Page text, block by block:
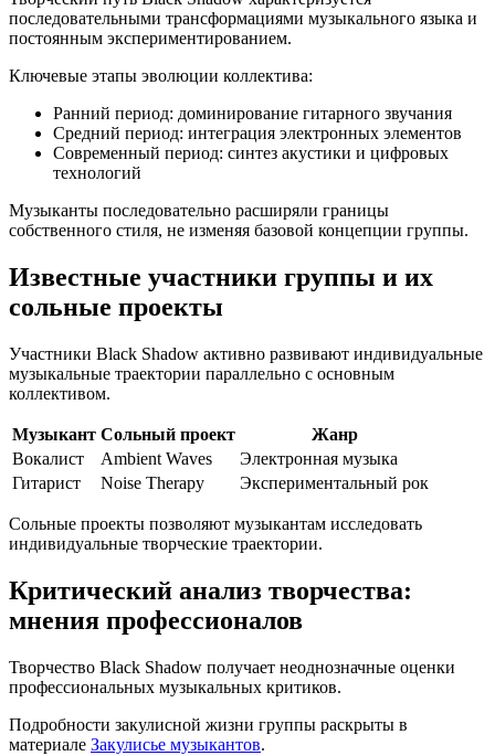
последовательными трансформациями музыкального языка и
постоянным экспериментированием.
Ключевые этапы эволюции коллектива:
Ранний период: доминирование гитарного звучания
Средний период: интеграция электронных элементов
Современный период: синтез акустики и цифровых
технологий
Музыканты последовательно расширяли границы
собственного стиля, не изменяя базовой концепции группы.
Известные участники группы и их
сольные проекты
Участники Black Shadow активно развивают индивидуальные
музыкальные траектории параллельно с основным
коллективом.
Музыкант Сольный проект
Жанр
Вокалист
Ambient Waves
Электронная музыка
Гитарист
Noise Therapy Экспериментальный рок
Сольные проекты позволяют музыкантам исследовать
индивидуальные творческие траектории.
Критический анализ творчества:
мнения профессионалов
Творчество Black Shadow получает неоднозначные оценки
профессиональных музыкальных критиков.
Подробности закулисной жизни группы раскрыты в
материале Закулисье музыкантов.